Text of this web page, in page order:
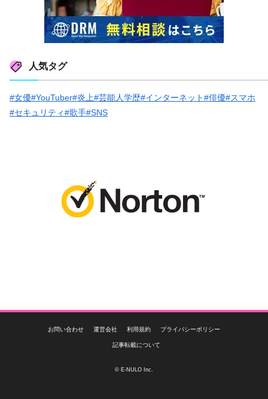
人気タグ
#女優#YouTuber#炎上#芸能人学歴#インターネット#俳優#スマホ
#セキュリティ#歌手#SNS
お問い合わせ 運営会社 利用規約 プライパシーポリシー
記事転載について
© E-NULO Inc.